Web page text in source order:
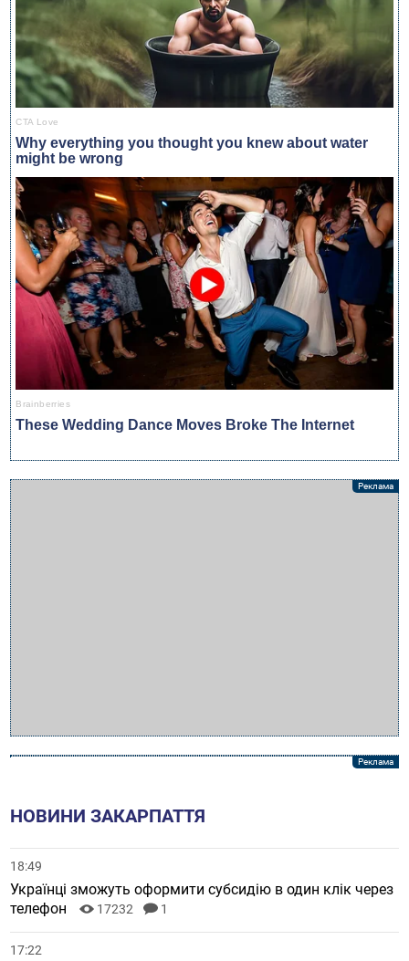
НОВИНИ ЗАКАРПАТТЯ
18:49
Українці зможуть оформити субсидію в один клік через
телефон
17232 1
17:22